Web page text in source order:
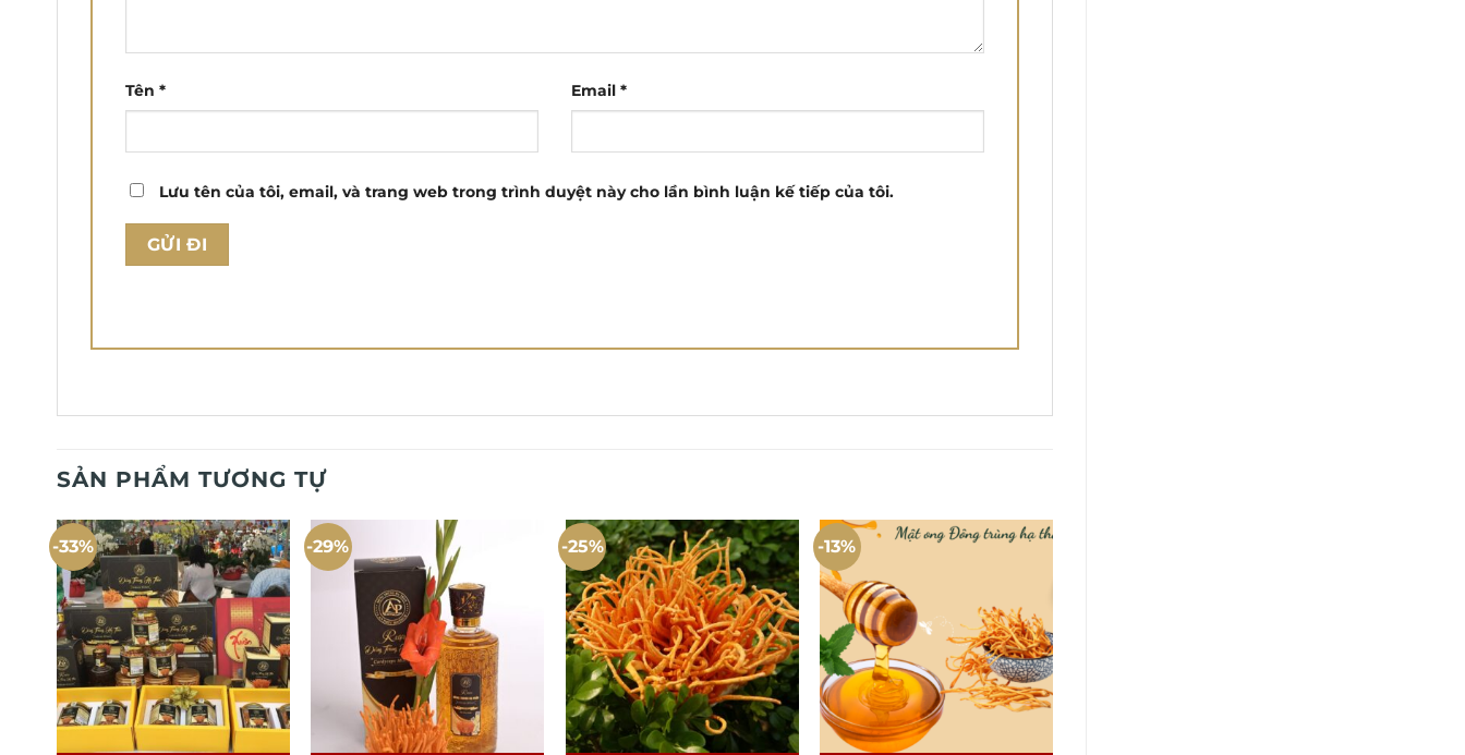
Tên * Email *
Lưu tên của tôi, email, và trang web trong trình duyệt này cho lần bình luận kế tiếp của tôi.
SẢN PHẨM TƯƠNG TỰ
-33% -29% -25% -13%